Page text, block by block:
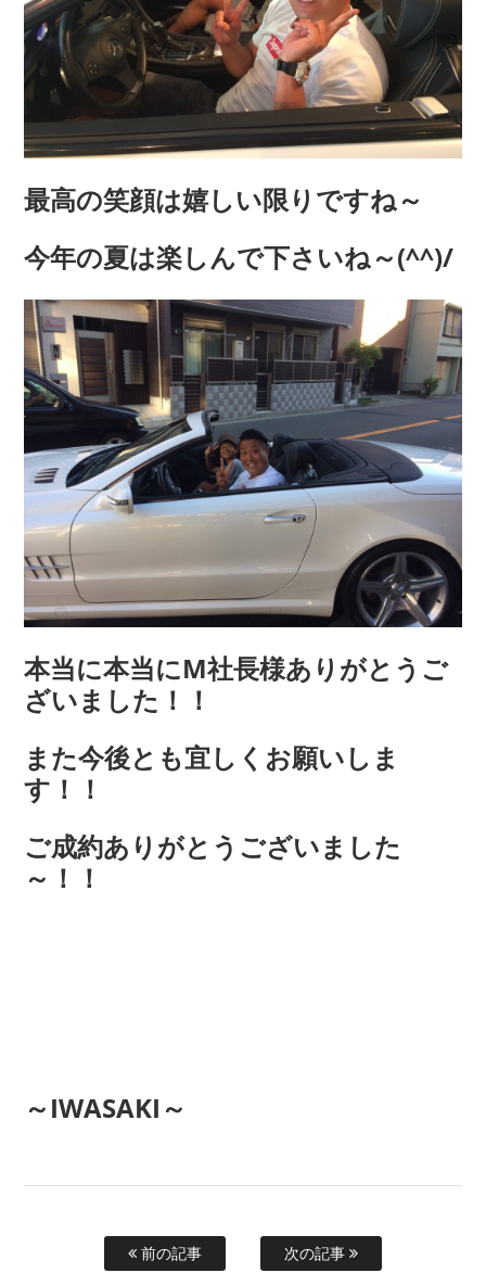
最高の笑顔は嬉しい限りですね～
今年の夏は楽しんで下さいね～(^^)/
本当に本当にM社長様ありがとうご
ざいました！！
また今後とも宜しくお願いしま
す！！
ご成約ありがとうございました
～！！
～IWASAKI～
前の記事 次の記事